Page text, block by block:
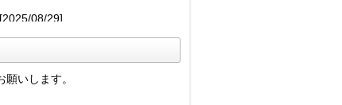
08/29]
した。
いたエッセイをアップしまし
いします。